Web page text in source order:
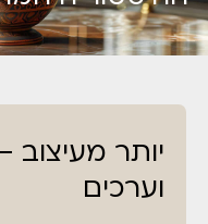
יותר
וערכים